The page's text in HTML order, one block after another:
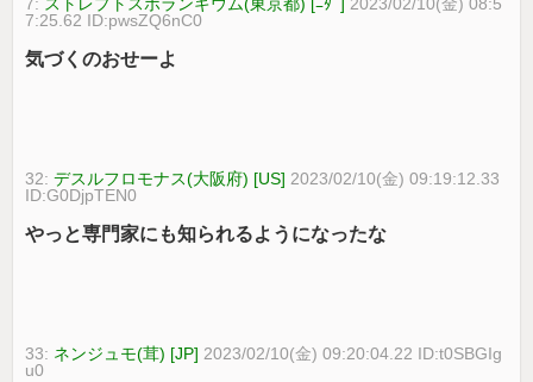
7: ストレプトスポランギウム(東京都) [ﾆﾀﾞ]
2023/02/10(金) 08:5
7:25.62 ID:pwsZQ6nC0
気づくのおせーよ
32:デスルフロモナス(大阪府) [US] 2023/02/10(金) 09:19:12.33
ID:G0DjpTEN0
やっと専門家にも知られるようになったな
33: ネンジュモ(茸) [JP] 2023/02/10(金) 09:20:04.22 ID:t0SBGIg
u0